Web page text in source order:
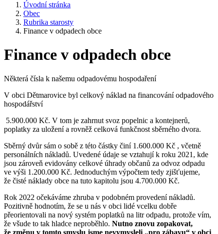
Úvodní stránka
Obec
Rubrika starosty
Finance v odpadech obce
Finance v odpadech obce
Některá čísla k našemu odpadovému hospodaření
V obci Dětmarovice byl celkový náklad na financování odpadového
hospodářství
5.900.000 Kč. V tom je zahrnut svoz popelnic a kontejnerů,
poplatky za uložení a rovněž celková funkčnost sběrného dvora.
Sběrný dvůr sám o sobě z této částky činí 1.600.000 Kč , včetně
personálních nákladů. Uvedené údaje se vztahují k roku 2021, kde
jsou zároveň evidovány celkové úhrady občanů za odvoz odpadu
ve výši 1.200.000 Kč. Jednoduchým výpočtem tedy zjišťujeme,
že čisté náklady obce na tuto kapitolu jsou 4.700.000 Kč.
Rok 2022 očekáváme zhruba v podobném provedení nákladů.
Pozitivně hodnotím, že se u nás v obci lidé vcelku dobře
přeorientovali na nový systém poplatků na litr odpadu, protože vím,
že všude to tak hladce neproběhlo. Nutno znovu zopakovat,
že změnu v tomto smyslu jsme nevymysleli „pro zábavu“ v obci